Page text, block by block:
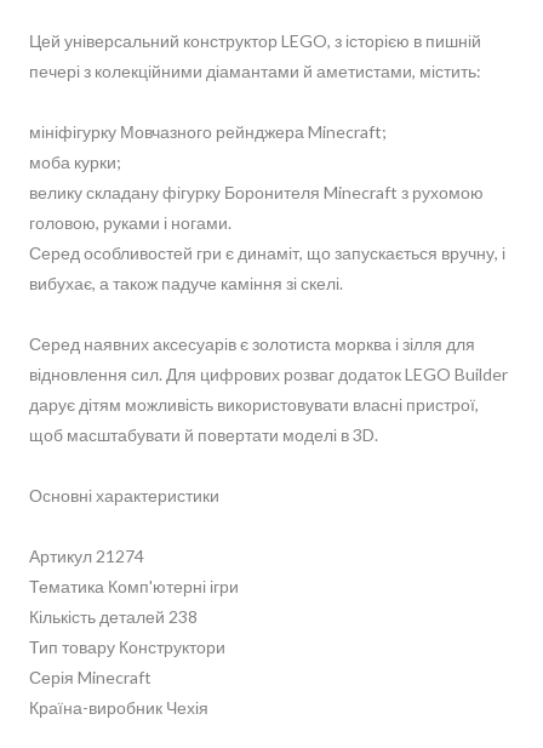
Цей універсальний конструктор LEGO, з історією в пишній
печері з колекційними діамантами й аметистами, містить:
мініфігурку Мовчазного рейнджера Minecraft;
моба курки;
велику складану фігурку Боронителя Minecraft з рухомою
головою, руками і ногами.
Серед особливостей гри є динаміт, що запускається вручну, і
вибухає, а також падуче каміння зі скелі.
Серед наявних аксесуарів є золотиста морква і зілля для
відновлення сил. Для цифрових розваг додаток LEGO Builder
дарує дітям можливість використовувати власні пристрої,
щоб масштабувати й повертати моделі в 3D.
Основні характеристики
Артикул 21274
Тематика Комп'ютерні ігри
Кількість деталей 238
Тип товару Конструктори
Серія Minecraft
Країна-виробник Чехія